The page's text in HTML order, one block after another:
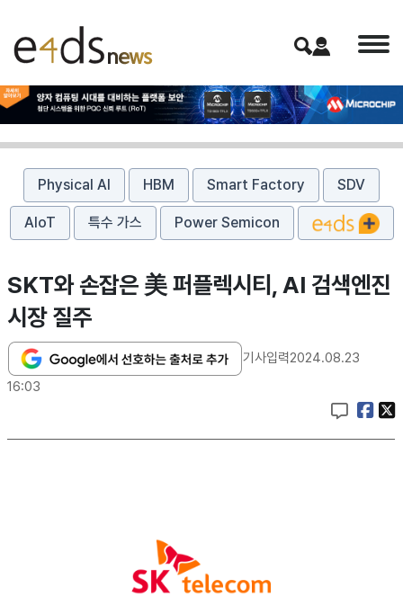
Physical AI HBM Smart Factory SDV
AIoT 특수 가스 Power Semicon
SKT와 손잡은 美 퍼플렉시티, AI 검색엔진
시장 질주
기사입력2024.08.23
16:03